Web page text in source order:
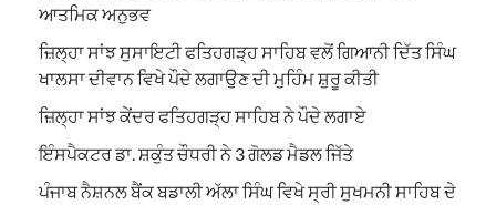
ਆਤਮਿਕ ਅਨੁਭਵ
ਜ਼ਿਲ੍ਹਾ ਸਾਂਝ ਸੁਸਾਇਟੀ ਫਤਿਹਗੜ੍ਹ ਸਾਹਿਬ ਵਲੋਂ ਗਿਆਨੀ ਦਿੱਤ ਸਿੰਘ
ਖਾਲਸਾ ਦੀਵਾਨ ਵਿਖੇ ਪੌਦੇ ਲਗਾਉਣ ਦੀ ਮੁਹਿੰਮ ਸ਼ੁਰੂ ਕੀਤੀ
ਜ਼ਿਲ੍ਹਾ ਸਾਂਝ ਕੇਂਦਰ ਫਤਿਹਗੜ੍ਹ ਸਾਹਿਬ ਨੇ ਪੌਦੇ ਲਗਾਏ
ਇੰਸਪੈਕਟਰ ਡਾ. ਸ਼ਕੁੰਤ ਚੌਧਰੀ ਨੇ 3 ਗੋਲਡ ਮੈਡਲ ਜਿੱਤੇ
ਪੰਜਾਬ ਨੈਸ਼ਨਲ ਬੈਂਕ ਬਡਾਲੀ ਅੱਲਾ ਸਿੰਘ ਵਿਖੇ ਸ੍ਰੀ ਸੁਖਮਨੀ ਸਾਹਿਬ ਦੇ